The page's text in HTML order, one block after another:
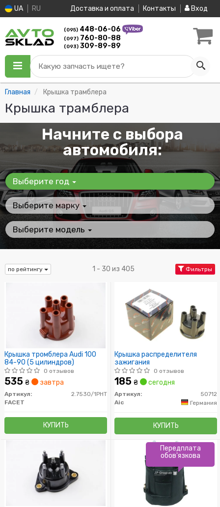
UA RU Доставка и оплата Контакты Вход
(095) 448-06-06
(097) 760-80-88
(093) 309-89-89
Какую запчасть ищете?
Главная Крышка трамблера
Крышка трамблера
Начните с выбора
автомобиля:
Выберите год
Выберите марку
Выберите модель
по рейтингу 1 - 30 из 405 Фильтры
Крышка тромблера Audi 100
84-90 (5 цилиндров)
0 отзывов
535 ₴ завтра
Артикул:
2.7530/1PHT
FACET
КУПИТЬ
Крышка распределителя
зажигания
0 отзывов
185 ₴ сегодня
Артикул:
50712
Aic
Германия
КУПИТЬ
Передплата
обов'язкова